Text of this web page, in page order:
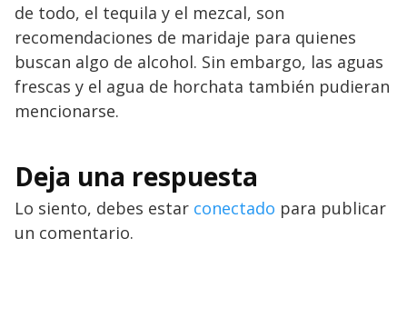
de todo, el tequila y el mezcal, son
recomendaciones de maridaje para quienes
buscan algo de alcohol. Sin embargo, las aguas
frescas y el agua de horchata también pudieran
mencionarse.
Deja una respuesta
Lo siento, debes estar conectado para publicar
un comentario.